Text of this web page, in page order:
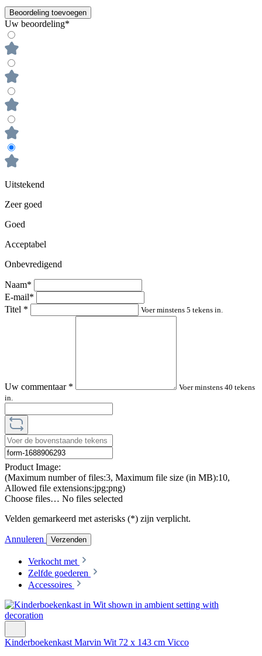
Beoordeling toevoegen
Uw beoordeling*
Uitstekend
Zeer goed
Goed
Acceptabel
Onbevredigend
Naam*
E-mail*
Titel * Voer minstens 5 tekens in.
Uw commentaar *
Voer minstens 40 tekens
in.
Product Image:
(Maximum number of files:3, Maximum file size (in MB):10,
Allowed file extensions:jpg;png)
Choose files… No files selected
Velden gemarkeerd met asterisks (*) zijn verplicht.
Annuleren Verzenden
Verkocht met
Zelfde goederen
Accessoires
Kinderboekenkast Marvin Wit 72 x 143 cm Vicco